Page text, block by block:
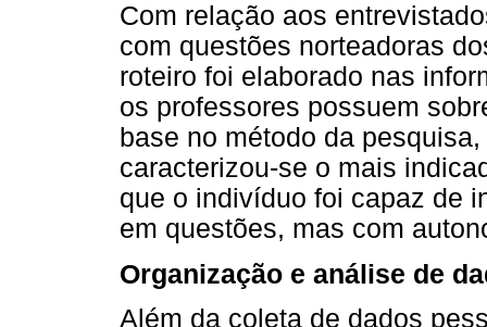
Com relação aos
com questões norteadoras
roteiro foi elaborado nas
os professores possuem
base no método da
caracterizou-se o mais
que o indivíduo foi capaz de
em questões, mas com
Organização e análise de
Além da coleta de dados